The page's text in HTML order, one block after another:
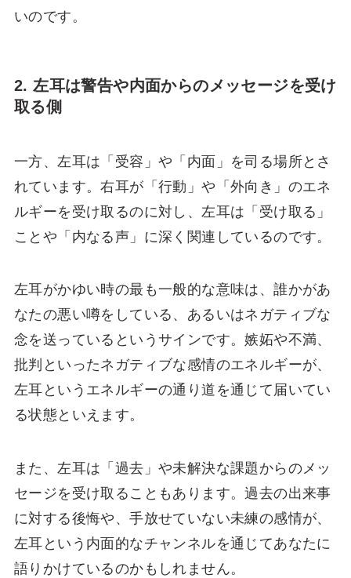
いのです。
2. 左耳は警告や内面からのメッセージを受け
取る側
一方、左耳は「受容」や「内面」を司る場所とさ
れています。右耳が「行動」や「外向き」のエネ
ルギーを受け取るのに対し、左耳は「受け取る」
ことや「内なる声」に深く関連しているのです。
左耳がかゆい時の最も一般的な意味は、誰かがあ
なたの悪い噂をしている、あるいはネガティブな
念を送っているというサインです。嫉妬や不満、
批判といったネガティブな感情のエネルギーが、
左耳というエネルギーの通り道を通じて届いてい
る状態といえます。
また、左耳は「過去」や未解決な課題からのメッ
セージを受け取ることもあります。過去の出来事
に対する後悔や、手放せていない未練の感情が、
左耳という内面的なチャンネルを通じてあなたに
語りかけているのかもしれません。